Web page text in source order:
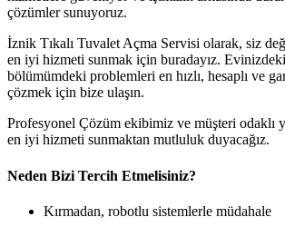
çözümler sunuyoruz.
İznik Tıkalı Tuvalet Açma Servisi olarak, siz
en iyi hizmeti sunmak için buradayız.
bölümümdeki problemleri en hızlı, hesaplı ve
çözmek için bize ulaşın.
Profesyonel Çözüm ekibimiz ve müşteri odaklı
en iyi hizmeti sunmaktan mutluluk duyacağız.
Neden Bizi Tercih Etmelisiniz?
Kırmadan, robotlu sistemlerle müdahale